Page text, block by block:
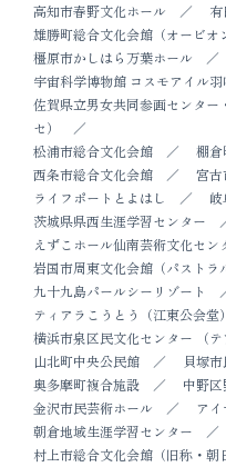
高知市春野文化ホール
雄勝町総合文化会館（オービオ
橿原市かしはら万葉ホール
宇宙科学博物館 コスモアイル羽
佐賀県立男女共同参画センタ
セ）
松浦市総合文化会館
棚
西条市総合文化会館
宮古
ライフポートとよはし
茨城県県西生涯学習センター
えずこホール仙南芸術文化セン
岩国市周東文化会館（パストラ
九十九島パールシーリゾート
ティアラこうとう（江東公会堂）
横浜市泉区民文化センター （テ
山北町中央公民館
貝塚
奥多摩町複合施設
中野
金沢市民芸術ホール
ア
朝倉地域生涯学習センター
村上市総合文化会館（旧称・朝